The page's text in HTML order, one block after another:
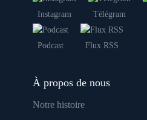
Instagram Télégram
Podcast Flux RSS
À propos de nous
Notre histoire